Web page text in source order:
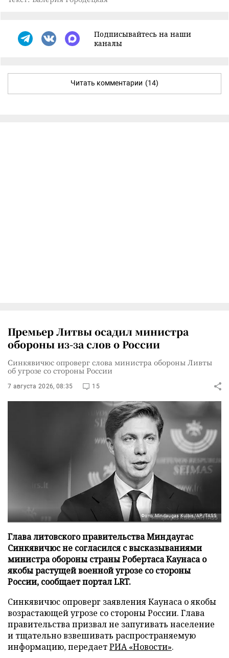
Подписывайтесь на наши
каналы
Читать комментарии (14)
Премьер Литвы осадил министра
обороны из-за слов о России
Синкявичюс опроверг слова министра обороны Ливты
об угрозе со стороны России
7 августа 2026, 08:35 15
Фото: Mindaugas Kulbis/AP/TASS
Глава литовского правительства Миндаугас
Синкявичюс не согласился с высказываниями
министра обороны страны Робертаса Каунаса о
якобы растущей военной угрозе со стороны
России, сообщает портал LRT.
Синкявичюс опроверг заявления Каунаса о якобы
возрастающей угрозе со стороны России. Глава
правительства призвал не запугивать население
и тщательно взвешивать распространяемую
информацию, передаетРИА «Новости».